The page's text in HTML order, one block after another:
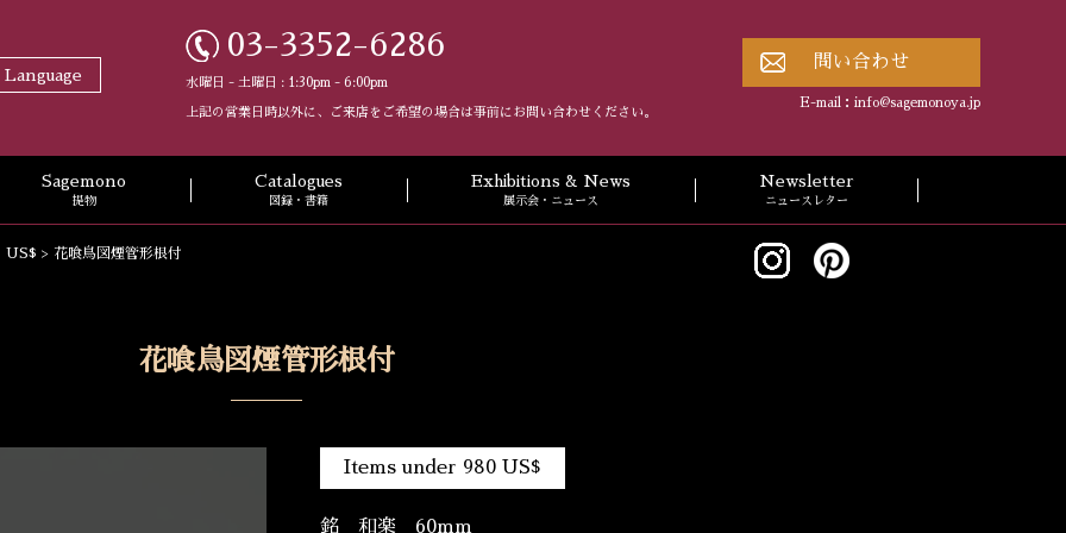
03-3352-6286
水曜日 - 土曜日 : 1:30pm - 6:00pm
上記の営業日時以外に、ご来店をご希望の場合は事前にお問い合わせください。
問い合わせ
E-mail： info@sagemonoya.jp
Sagemono
提物
Catalogues
図録・書籍
Exhibitions & News
展示会・ニュース
Newsletter
ニュースレター
US$ > 花喰鳥図煙管形根付
花喰鳥図煙管形根付
Items under 980 US$
銘 和楽 60mm